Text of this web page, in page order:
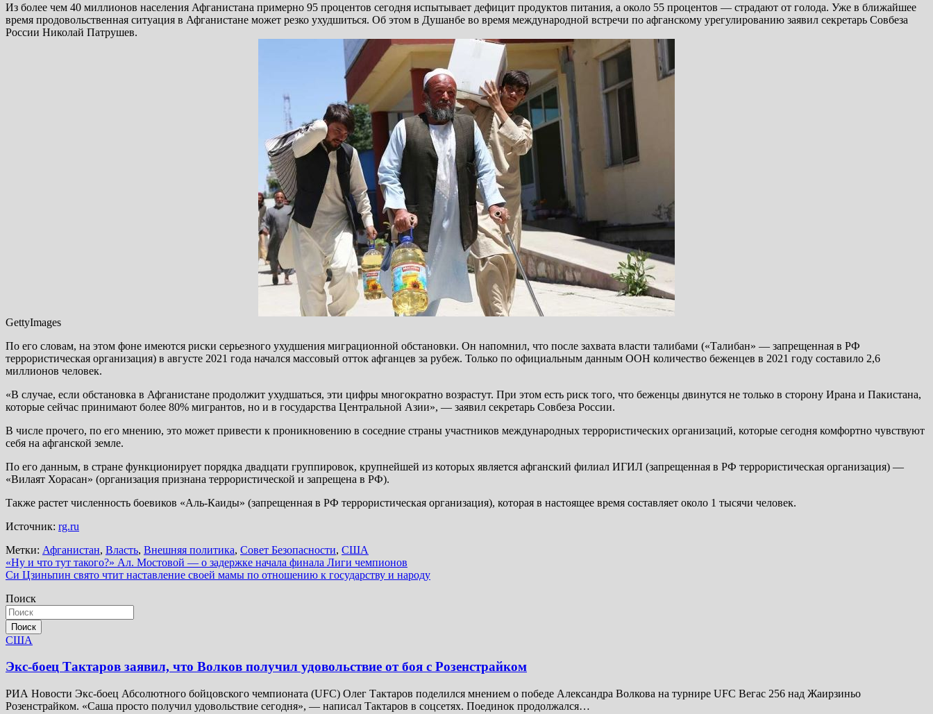
Из более чем 40 миллионов населения Афганистана примерно 95 процентов сегодня испытывает дефицит продуктов питания, а около 55 процентов — страдают от голода. Уже в ближайшее
время продовольственная ситуация в Афганистане может резко ухудшиться. Об этом в Душанбе во время международной встречи по афганскому урегулированию заявил секретарь Совбеза
России Николай Патрушев.
GettyImages
По его словам, на этом фоне имеются риски серьезного ухудшения миграционной обстановки. Он напомнил, что после захвата власти талибами («Талибан» — запрещенная в РФ
террористическая организация) в августе 2021 года начался массовый отток афганцев за рубеж. Только по официальным данным ООН количество беженцев в 2021 году составило 2,6
миллионов человек.
«В случае, если обстановка в Афганистане продолжит ухудшаться, эти цифры многократно возрастут. При этом есть риск того, что беженцы двинутся не только в сторону Ирана и Пакистана,
которые сейчас принимают более 80% мигрантов, но и в государства Центральной Азии», — заявил секретарь Совбеза России.
В числе прочего, по его мнению, это может привести к проникновению в соседние страны участников международных террористических организаций, которые сегодня комфортно чувствуют
себя на афганской земле.
По его данным, в стране функционирует порядка двадцати группировок, крупнейшей из которых является афганский филиал ИГИЛ (запрещенная в РФ террористическая организация) —
«Вилаят Хорасан» (организация признана террористической и запрещена в РФ).
Также растет численность боевиков «Аль-Каиды» (запрещенная в РФ террористическая организация), которая в настоящее время составляет около 1 тысячи человек.
Источник: rg.ru
Метки: Афганистан, Власть, Внешняя политика, Совет Безопасности, США
Навигация
по
записям
«Ну и что тут такого?» Ал. Мостовой — о задержке начала финала Лиги чемпионов
Си Цзиньпин свято чтит наставление своей мамы по отношению к государству и народу
Поиск
Поиск
США
Экс-боец Тактаров заявил, что Волков получил удовольствие от боя с Розенстрайком
РИА Новости Экс-боец Абсолютного бойцовского чемпионата (UFC) Олег Тактаров поделился мнением о победе Александра Волкова на турнире UFC Вегас 256 над Жаирзиньо
Розенстрайком. «Саша просто получил удовольствие сегодня», — написал Тактаров в соцсетях. Поединок продолжался…